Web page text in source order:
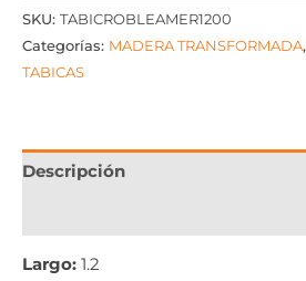
SKU: TABICROBLEAMER1200
Categorías: MADERA TRANSFORMADA,
TABICAS
Descripción
Largo: 1.2